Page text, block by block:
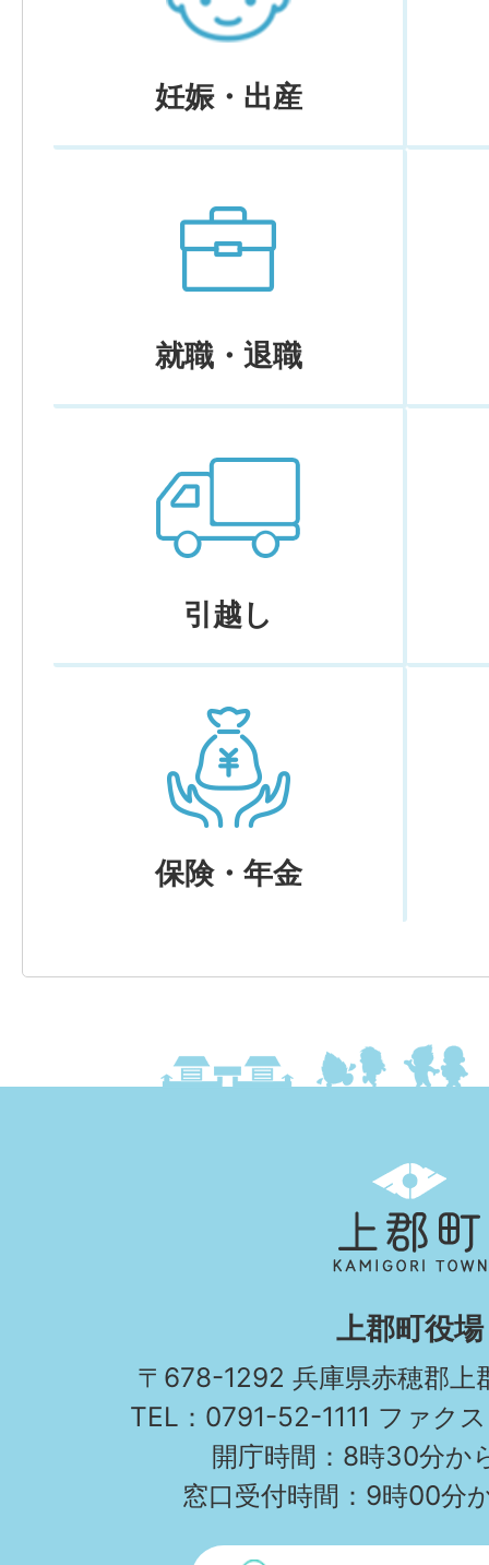
妊娠・出産
就職・退職
引越し
保険・年金
郡
町
KAMIGORI
TOWN
上郡町役場
〒678-1292 兵庫県赤穂郡上
TEL：0791-52-1111 ファク
開庁時間：8時30分か
窓口受付時間：9時00分